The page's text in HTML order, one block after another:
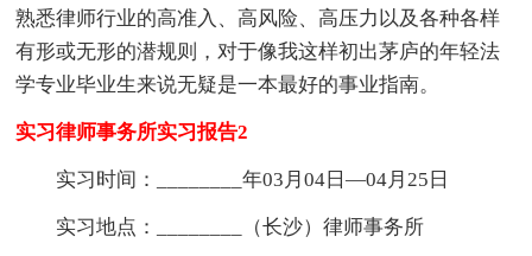
熟悉律师行业的高准入、高风险、高压力以及各种各样
有形或无形的潜规则，对于像我这样初出茅庐的年轻法
学专业毕业生来说无疑是一本最好的事业指南。
实习律师事务所实习报告2
实习时间：________年03月04日—04月25日
实习地点：________（长沙）律师事务所